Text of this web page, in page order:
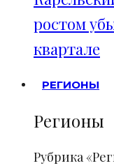
ростом
квартале
РЕГИОНЫ
Регионы
Рубрика